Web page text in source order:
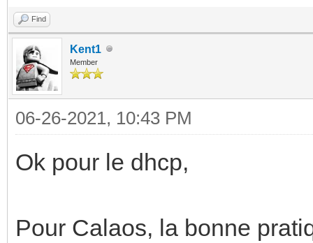
Find
Kent1
Member
06-26-2021, 10:43 PM
Ok pour le dhcp,
Pour Calaos, la bonne